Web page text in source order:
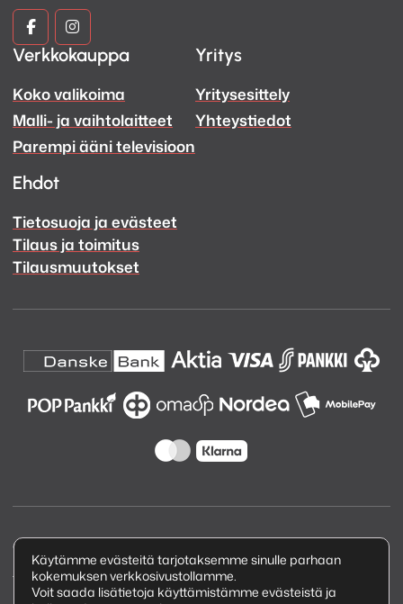
Kuva
ja
Ääni
Facebook
Kuva
ja
Ääni
Instagram
Verkkokauppa
Koko valikoima
Malli- ja vaihtolaitteet
Parempi ääni televisioon
Yritys
Yritysesittely
Yhteystiedot
Ehdot
Tietosuoja ja evästeet
Tilaus ja toimitus
Tilausmuutokset
Copyright © 2026 Kuva ja Ääni Oy
Tietosuojaseloste
Käytämme evästeitä tarjotaksemme sinulle parhaan
kokemuksen verkkosivustollamme.
Voit saada lisätietoja käyttämistämme evästeistä ja